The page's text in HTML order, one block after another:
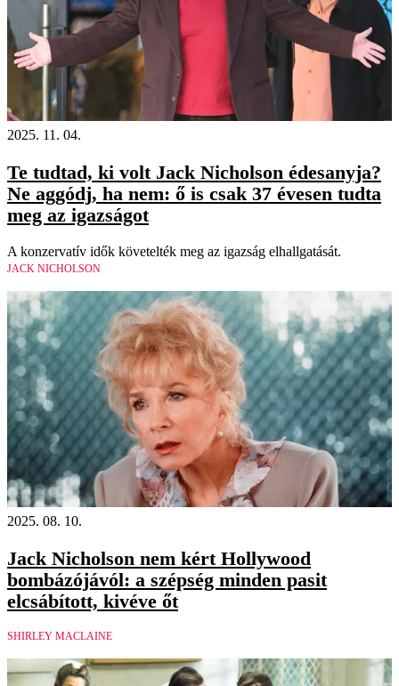
2025. 11. 04.
Te tudtad, ki volt Jack Nicholson édesanyja?
Ne aggódj, ha nem: ő is csak 37 évesen tudta
meg az igazságot
A konzervatív idők követelték meg az igazság elhallgatását.
JACK NICHOLSON
2025. 08. 10.
Jack Nicholson nem kért Hollywood
bombázójávól: a szépség minden pasit
elcsábított, kivéve őt
SHIRLEY MACLAINE